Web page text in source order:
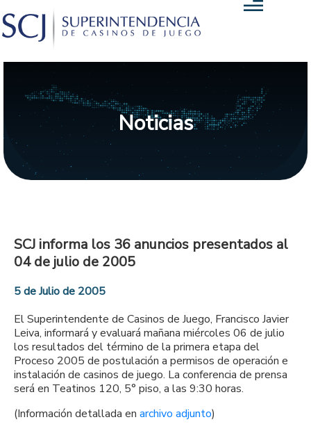
Noticias
SCJ informa los 36 anuncios presentados al
04 de julio de 2005
5 de Julio de 2005
El Superintendente de Casinos de Juego, Francisco Javier
Leiva, informará y evaluará mañana miércoles 06 de julio
los resultados del término de la primera etapa del
Proceso 2005 de postulación a permisos de operación e
instalación de casinos de juego. La conferencia de prensa
será en Teatinos 120, 5° piso, a las 9:30 horas.
(Información detallada en archivo adjunto)